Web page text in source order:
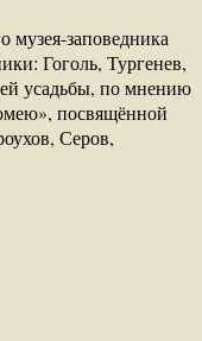
музея-заповедника
Гоголь, Тургенев,
усадьбы, по мнению
посвящённой
Серов,